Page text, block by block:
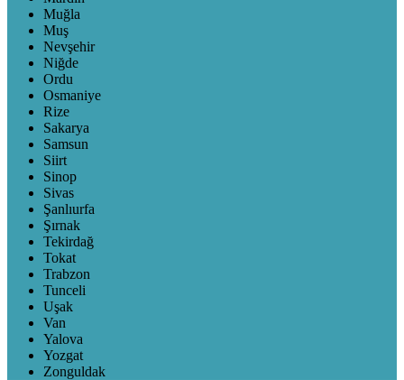
Muğla
Muş
Nevşehir
Niğde
Ordu
Osmaniye
Rize
Sakarya
Samsun
Siirt
Sinop
Sivas
Şanlıurfa
Şırnak
Tekirdağ
Tokat
Trabzon
Tunceli
Uşak
Van
Yalova
Yozgat
Zonguldak